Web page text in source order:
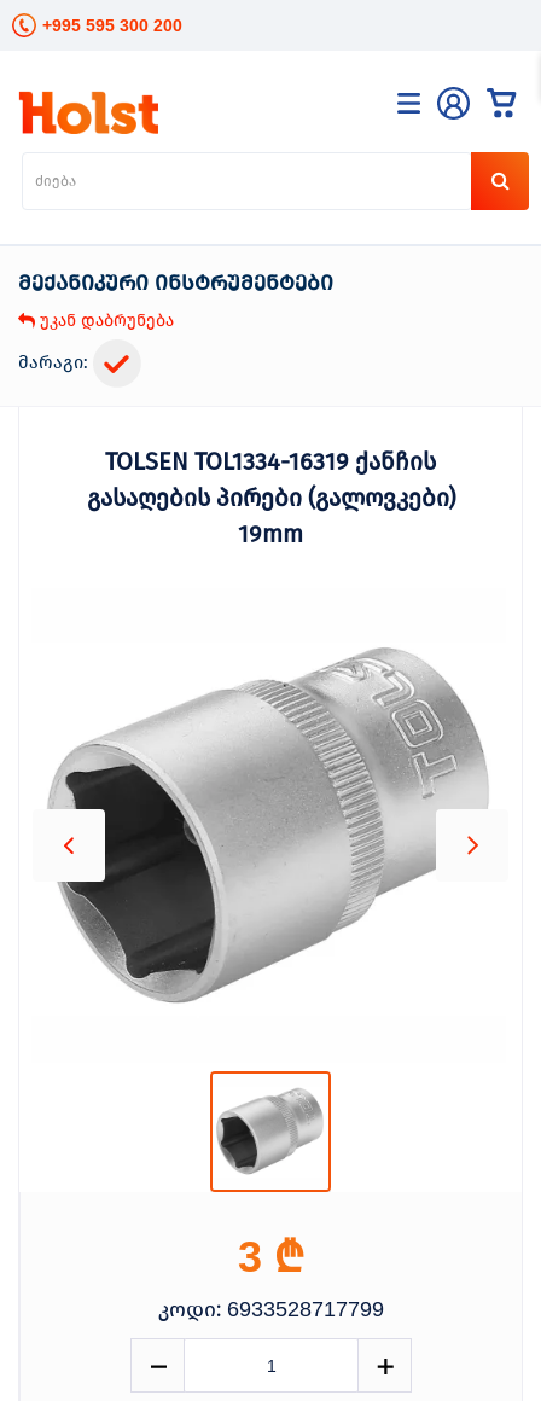
+995 595 300 200
მექანიკური ინსტრუმენტები
უკან დაბრუნება
მარაგი:
TOLSEN TOL1334-16319 ქანჩის
გასაღების პირები (გალოვკები)
19mm
3 ₾
კოდი: 6933528717799
კატალოგი
განათება
ინსტრუმენტები
ელექტრო
მოვლა
მცენარეთა
მოვლა
შეთავაზებები ბრენდები
სოც.